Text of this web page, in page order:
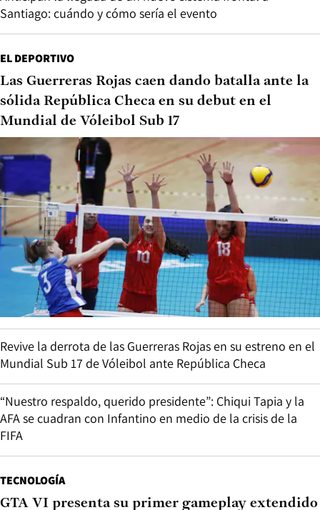
Santiago: cuándo y cómo sería el evento
EL DEPORTIVO
Las Guerreras Rojas caen dando batalla ante la
sólida República Checa en su debut en el
Mundial de Vóleibol Sub 17
Revive la derrota de las Guerreras Rojas en su estreno en el
Mundial Sub 17 de Vóleibol ante República Checa
“Nuestro respaldo, querido presidente”: Chiqui Tapia y la
AFA se cuadran con Infantino en medio de la crisis de la
FIFA
TECNOLOGÍA
GTA VI presenta su primer gameplay extendido